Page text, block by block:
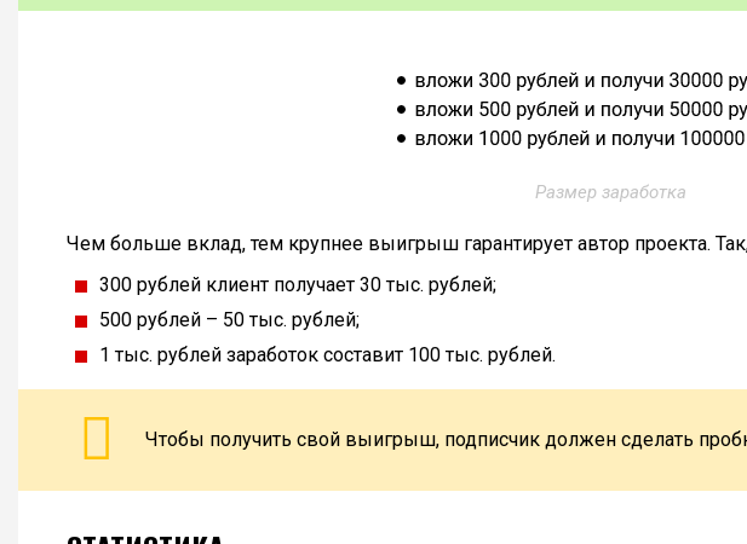
Размер заработка
Чем больше вклад, тем крупнее выигрыш гарантирует автор проекта.
300 рублей клиент получает 30 тыс. рублей;
500 рублей – 50 тыс. рублей;
1 тыс. рублей заработок составит 100 тыс. рублей.
Чтобы получить свой выигрыш, подписчик должен сделать